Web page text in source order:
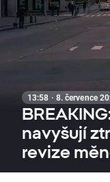
13:58 · 8. července
navyšují
revize